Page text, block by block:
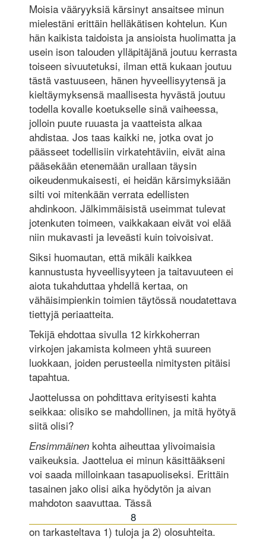
Moisia vääryyksiä kärsinyt ansaitsee minun
mielestäni erittäin hellä­kätisen kohtelun. Kun
hän kaikista taidoista ja ansioista huolimatta ja
usein ison talouden ylläpitäjänä joutuu kerrasta
toiseen sivuutetuksi, ilman että kukaan joutuu
tästä vastuuseen, hänen hyveellisyytensä ja
kieltäymyksensä maallisesta hyvästä joutuu
todella kovalle koetukselle sinä vaiheessa,
jolloin puute ruuasta ja vaatteista alkaa
ahdistaa. Jos taas kaikki ne, jotka ovat jo
päässeet todellisiin virkatehtäviin, eivät aina
pääsekään etenemään urallaan täysin
oikeudenmukaisesti, ei heidän kärsimyksiään
silti voi mitenkään verrata edellisten
ahdinkoon. Jälkimmäisistä useimmat tulevat
jotenkuten toimeen, vaikkakaan eivät voi elää
niin mukavasti ja leveästi kuin toivoisivat.
Siksi huomautan, että mikäli kaikkea
kannustusta hyveellisyyteen ja taitavuuteen ei
aiota tukahduttaa yhdellä kertaa, on
vähäisimpienkin toimien täytössä noudatettava
tiettyjä periaatteita.
Tekijä ehdottaa sivulla 12 kirkkoherran
virkojen jakamista kolmeen yhtä suureen
luokkaan, joiden perusteella nimitysten pitäisi
tapahtua.
Jaottelussa on pohdittava erityisesti kahta
seikkaa: olisiko se mahdollinen, ja mitä hyötyä
siitä olisi?
Ensimmäinenkohta aiheuttaa ylivoimaisia
vaikeuksia. Jaottelua ei minun käsittääkseni
voi saada milloinkaan tasapuoliseksi. Erittäin
tasainen jako olisi aika hyödytön ja aivan
mahdoton saavuttaa. Tässä
8
on tarkasteltava 1) tuloja ja 2) olosuhteita.